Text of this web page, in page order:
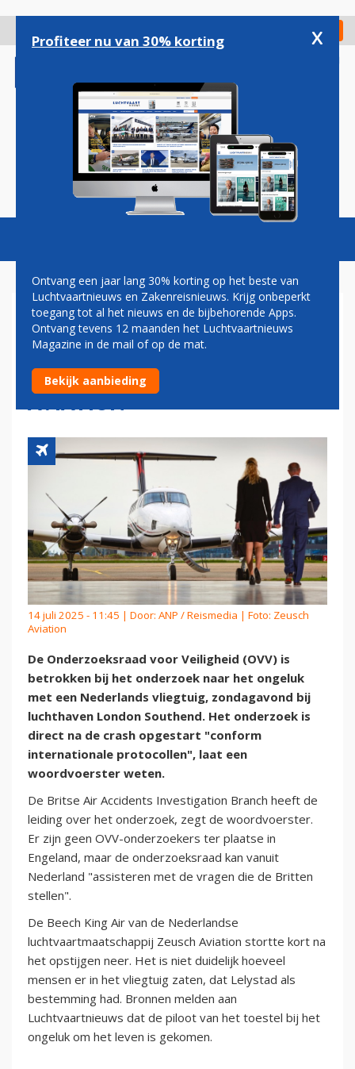
gaan
Check in
Magazine Podcasts Vacatures
ONDERZOEKSRAAD
ASSISTEERT BRITTEN BIJ
ONDERZOEK CRASH ZEUSCH
AVIATION
14 juli 2025 - 11:45 | Door: ANP / Reismedia | Foto: Zeusch
Aviation
De Onderzoeksraad voor Veiligheid (OVV) is
betrokken bij het onderzoek naar het ongeluk
met een Nederlands vliegtuig, zondagavond bij
luchthaven London Southend. Het onderzoek is
direct na de crash opgestart "conform
internationale protocollen", laat een
woordvoerster weten.
De Britse Air Accidents Investigation Branch heeft de
leiding over het onderzoek, zegt de woordvoerster.
Er zijn geen OVV-onderzoekers ter plaatse in
Engeland, maar de onderzoeksraad kan vanuit
Nederland "assisteren met de vragen die de Britten
stellen".
De Beech King Air van de Nederlandse
luchtvaartmaatschappij Zeusch Aviation stortte kort na
het opstijgen neer. Het is niet duidelijk hoeveel
mensen er in het vliegtuig zaten, dat Lelystad als
bestemming had. Bronnen melden aan
Luchtvaartnieuws dat de piloot van het toestel bij het
ongeluk om het leven is gekomen.
Profiteer nu van 30% korting x
Ontvang een jaar lang 30% korting op het beste van
Luchtvaartnieuws en Zakenreisnieuws. Krijg onbeperkt
toegang tot al het nieuws en de bijbehorende Apps.
Ontvang tevens 12 maanden het Luchtvaartnieuws
Magazine in de mail of op de mat.
Bekijk aanbieding